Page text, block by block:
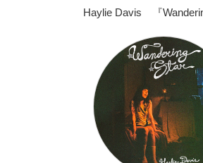
Haylie Davis 『